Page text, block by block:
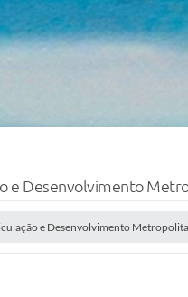
e Desenvolvimento
e Desenvolvimento